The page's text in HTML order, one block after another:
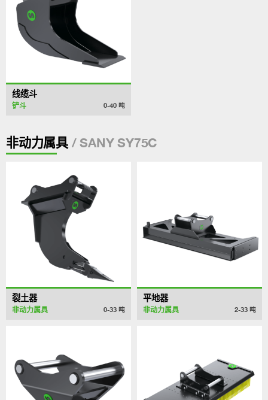
线缆斗
铲斗 0-40 吨
非动力属具/ SANY SY75C
裂土器
非动力属具 0-33 吨
平地器
非动力属具 2-33 吨